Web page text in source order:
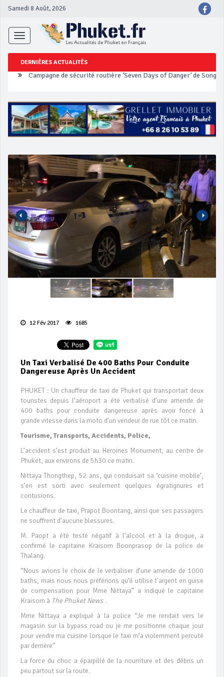
Samedi 8 Août, 2026
Toggle
navigation
DERNIÈRES ACTUALITÉS
Un touriste français blessé en se faisant arracher son collier en
Phuket Peranakan Festival
‘Phuket Eye’ assurera la sécurité pendant Songkran
Campagne de sécurité routière ‘Seven Days of Danger’ de
12 Fév 2017 1685
Un Taxi Verbalisé De 400 Baths Pour Conduite
Dangereuse Après Un Accident
PHUKET : Un chauffeur de taxi de Phuket qui transportait deux
touristes depuis l’aéroport a été verbalisé d’une amende de
400 baths pour conduite dangereuse après avoir foncé à
grande vitesse dans la moto d’un vendeur de rue tôt ce matin.
Tourisme, Transports, Accidents, Police,
L’accident s’est produit au Heroines Monument, au centre de
Phuket, aux environs de 5h30 ce matin.
Nittaya Thongthep, 52 ans, qui conduisait sa ‘cuisine mobile’,
s’en est sorti avec seulement quelques égratignures et
contusions.
Le chauffeur de taxi, Prapot Boontang, ainsi que ses passagers
ne souffrent d’aucune blessures.
M. Paopt a été testé négatif à l’alcool et à la drogue, a
confirmé le capitaine Kraisorn Boonprasop de la police de
Thalang.
“Nous avions le choix de le verbaliser d’une amende de 1000
baths, mais nous nous préférions qu’il utilise l’argent en guise
de compensation pour Mme Nittaya” a indiqué le capitaine
Kraisorn à The Phuket News .
Mme Nittaya a expliqué à la police “Je me rendait vers le
magasin sur la bypass road ou je me positionne chaque jour
pour vendre ma cuisine lorsque le taxi m’a violemment percuté
par derrière”
La force du choc a éparpillé de la nourriture et des débris un
peu partout sur la route.